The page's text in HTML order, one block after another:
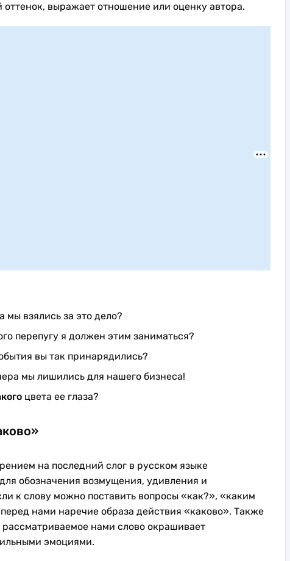
выражает отношение или оценку автора.
мы взялись за это дело?
перепугу я должен этим заниматься?
вы так принарядились?
мы лишились для нашего бизнеса!
цвета ее глаза?
на последний слог в русском языке
обозначения возмущения, удивления и
к слову можно поставить вопросы «как?», «каким
нами наречие образа действия «каково». Также
рассматриваемое нами слово окрашивает
эмоциями.